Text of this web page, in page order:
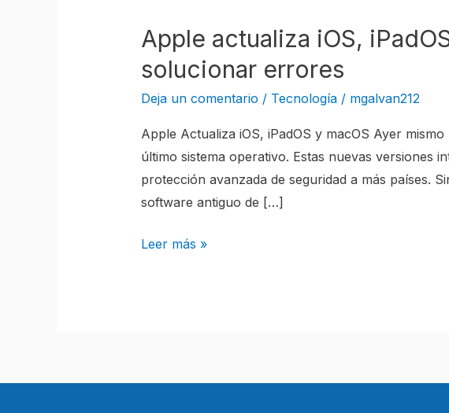
Apple actualiza iOS,
solucionar errores
Deja un comentario / Tecnología/ mgalvan212
Apple Actualiza iOS, iPadOS y macOS Ayer
último sistema operativo. Estas nuevas versiones
protección avanzada de seguridad a más países.
software antiguo de […]
Apple
actualiza
iOS,
iPadOS
macOS
para
Leer más »